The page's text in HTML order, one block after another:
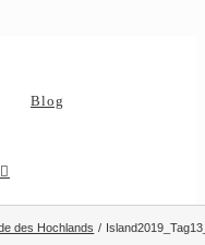
Blog
des Hochlands